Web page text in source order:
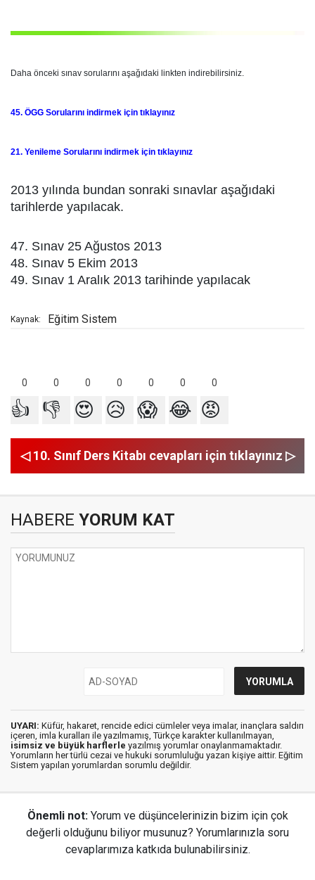
Daha önceki sınav sorularını aşağıdaki linkten indirebilirsiniz.
45. ÖGG Sorularını indirmek için tıklayınız
21. Yenileme Sorularını indirmek için tıklayınız
2013 yılında bundan sonraki sınavlar aşağıdaki
tarihlerde yapılacak.
47. Sınav 25 Ağustos 2013
48. Sınav 5 Ekim 2013
49. Sınav 1 Aralık 2013 tarihinde yapılacak
Kaynak: Eğitim Sistem
0 0 0 0 0 0 0
👍 👎 😍 😥 😱 😂 😡
◁ 10. Sınıf Ders Kitabı cevapları için tıklayınız ▷
HABERE YORUM KAT
UYARI: Küfür, hakaret, rencide edici cümleler veya imalar, inançlara saldırı
içeren, imla kuralları ile yazılmamış, Türkçe karakter kullanılmayan,
isimsiz ve büyük harflerle yazılmış yorumlar onaylanmamaktadır.
Yorumların her türlü cezai ve hukuki sorumluluğu yazan kişiye aittir. Eğitim
Sistem yapılan yorumlardan sorumlu değildir.
Önemli not: Yorum ve düşüncelerinizin bizim için çok
değerli olduğunu biliyor musunuz? Yorumlarınızla soru
cevaplarımıza katkıda bulunabilirsiniz.